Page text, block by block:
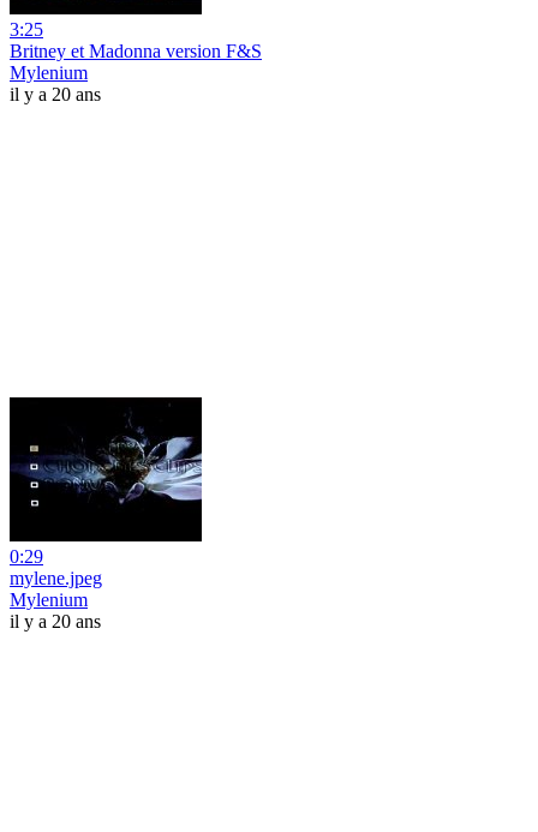
3:25
Britney et Madonna version F&S
Mylenium
il y a 20 ans
0:29
mylene.jpeg
Mylenium
il y a 20 ans